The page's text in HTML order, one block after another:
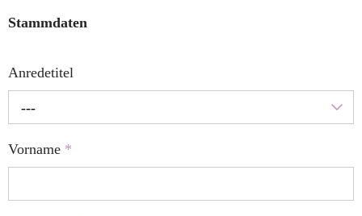
Stammdaten
Anredetitel
---
Vorname *